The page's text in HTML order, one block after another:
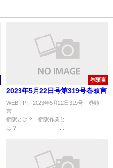
巻頭言
2023年5月22日号第319号巻頭言
WEB TPT 2023年5月22日319号 巻頭
翻訳とは？ 翻訳作業と
は？ ...